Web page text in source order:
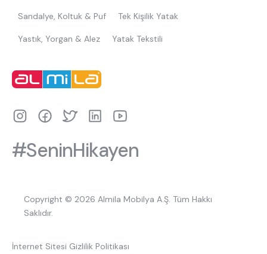
Sandalye, Koltuk & Puf Tek Kişilik Yatak
Yastık, Yorgan & Alez Yatak Tekstili
#SeninHikayen
Copyright © 2026 Almila Mobilya A.Ş. Tüm Hakkı
Saklıdır.
İnternet Sitesi Gizlilik Politikası